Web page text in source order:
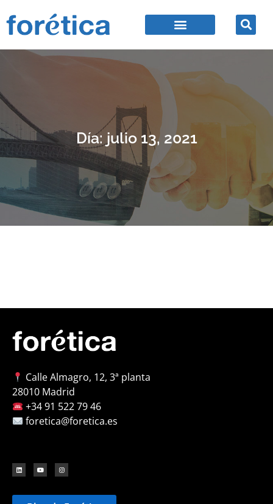
Día: julio 13, 2021
Calle Almagro, 12, 3ª planta
28010 Madrid
+34 91 522 79 46
foretica@foretica.es